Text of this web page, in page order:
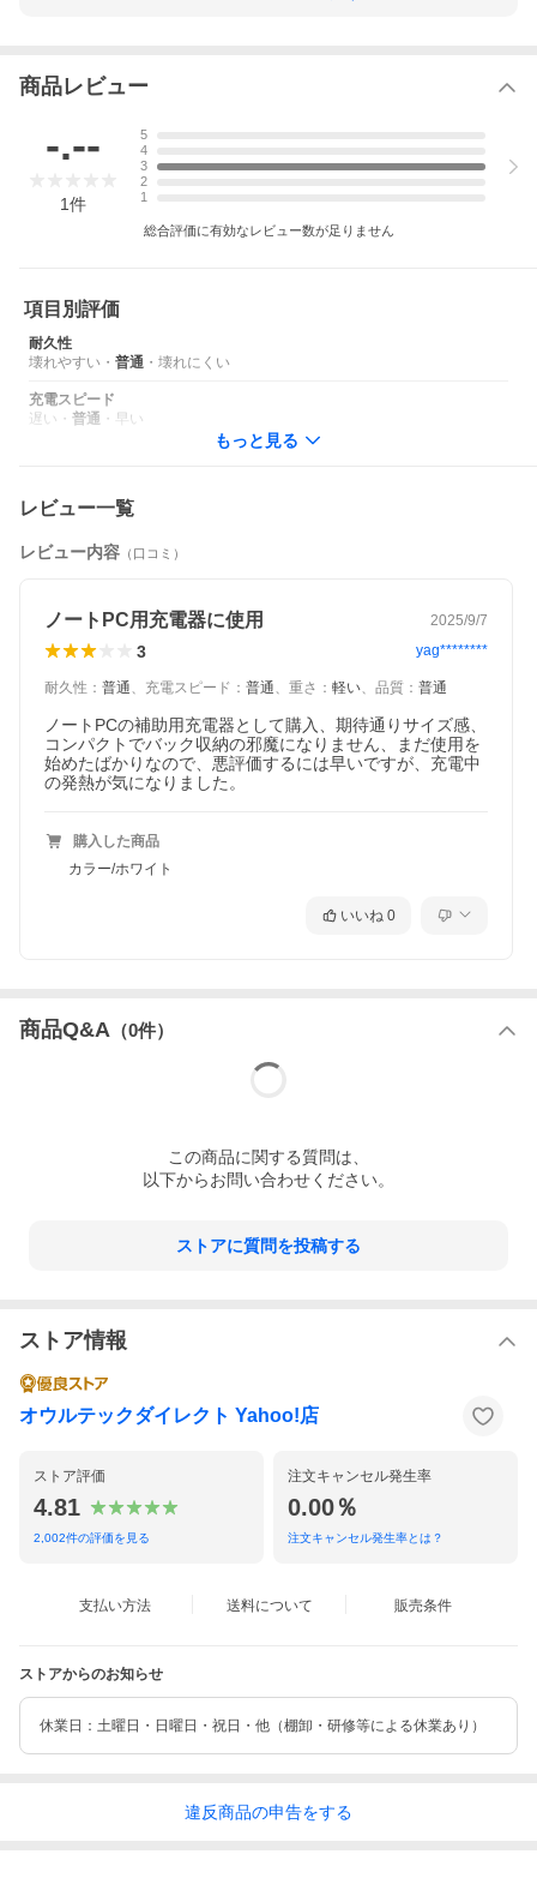
・各種保護機能搭載の安心、安全設計
対応機種
※すべての機器での動作を保証するものでは
入力仕様 AC100V-240V 50/60Hz 1.3A
出力仕様
は20W+20W
※充電環境により供給される電流値は異なり
は、接続機器とケーブルがPDに対応している
サイズ (本体)
約 44.3(W) × 73.8(D) × 13.5(H) mm(電源プラ
グは除く)
重量 (本体) 約 80g
保証期間 1年間
事前に渡航先の電圧と、変換プラグの必要可
ておりません。）
ので、ご注意ください。
商品レビュー
-.--
1件
5
4
3
2
1
総合評価に有効なレビュー数が足りません
項目別評価
耐久性
壊れやすい ・ 普通 ・ 壊れにくい
充電スピード
遅い ・ 普通 ・ 早い
もっと見る
レビュー一覧
レビュー内容 （口コミ）
ノートPC用充電器に使用 2025/9/7
3 yag********
耐久性 ： 普通、 充電スピード ： 普通、 重さ ： 軽い、 品質 ： 普通
ノートPCの補助用充電器として購入、期待通りサイズ感、
コンパクトでバック収納の邪魔になりません、まだ使用を
始めたばかりなので、悪評価するには早いですが、充電中
の発熱が気になりました。
購入した商品
カラー/ホワイト
いいね 0
商品Q&A （0件）
この商品に関する質問は、
以下からお問い合わせください。
ストアに質問を投稿する
ストア情報
オウルテックダイレクト Yahoo!店
ストア評価
4.81
2,002件の評価を見る
注文キャンセル発生率
0.00％
注文キャンセル発生率とは？
支払い方法 送料について 販売条件
ストアからのお知らせ
休業日：土曜日・日曜日・祝日・他（棚卸・研修等による休業あり）
違反商品の申告をする